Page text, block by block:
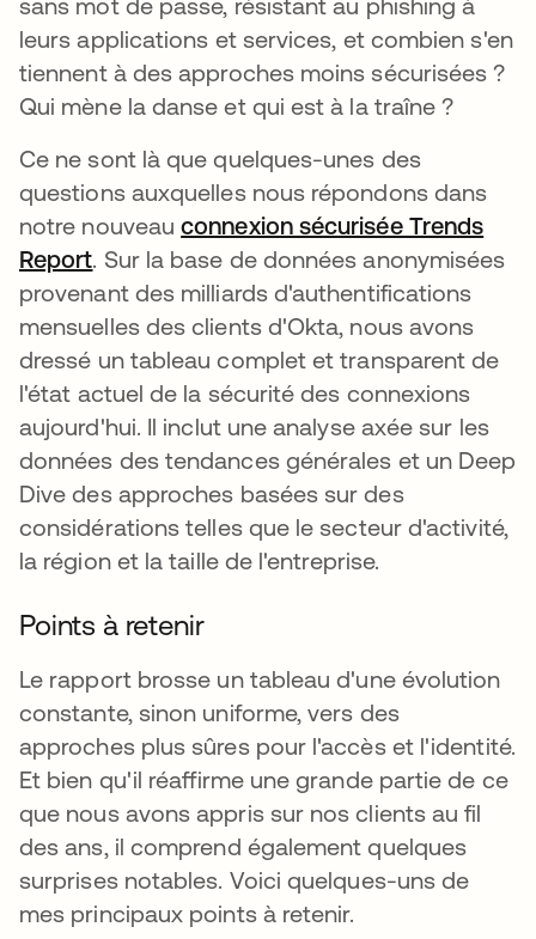
sans mot de passe, résistant au phishing à
leurs applications et services, et combien s'en
tiennent à des approches moins sécurisées ?
Qui mène la danse et qui est à la traîne ?
Ce ne sont là que quelques-unes des
questions auxquelles nous répondons dans
notre nouveauconnexion sécurisée Trends
Report. Sur la base de données anonymisées
provenant des milliards d'authentifications
mensuelles des clients d'Okta, nous avons
dressé un tableau complet et transparent de
l'état actuel de la sécurité des connexions
aujourd'hui. Il inclut une analyse axée sur les
données des tendances générales et un Deep
Dive des approches basées sur des
considérations telles que le secteur d'activité,
la région et la taille de l'entreprise.
Points à retenir
Le rapport brosse un tableau d'une évolution
constante, sinon uniforme, vers des
approches plus sûres pour l'accès et l'identité.
Et bien qu'il réaffirme une grande partie de ce
que nous avons appris sur nos clients au fil
des ans, il comprend également quelques
surprises notables. Voici quelques-uns de
mes principaux points à retenir.